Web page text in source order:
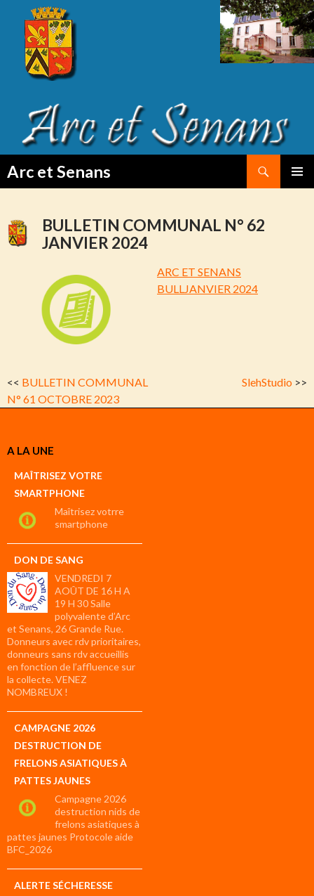
Arc et Senans
BULLETIN COMMUNAL N° 62
JANVIER 2024
ARC ET SENANS
BULLJANVIER 2024
<< BULLETIN COMMUNAL
N° 61 OCTOBRE 2023
SlehStudio >>
A LA UNE
MAÎTRISEZ VOTRE
SMARTPHONE
Maîtrisez votrre
smartphone
DON DE SANG
VENDREDI 7
AOÛT DE 16 H A
19 H 30 Salle
polyvalente d’Arc
et Senans, 26 Grande Rue.
Donneurs avec rdv prioritaires,
donneurs sans rdv accueillis
en fonction de l’affluence sur
la collecte. VENEZ
NOMBREUX !
CAMPAGNE 2026
DESTRUCTION DE
FRELONS ASIATIQUES À
PATTES JAUNES
Campagne 2026
destruction nids de
frelons asiatiques à
pattes jaunes Protocole aide
BFC_2026
ALERTE SÉCHERESSE